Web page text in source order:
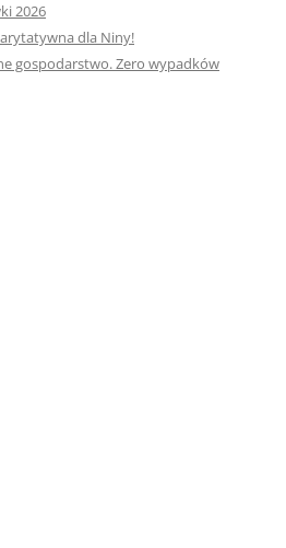
2026
dla Niny!
gospodarstwo. Zero wypadków